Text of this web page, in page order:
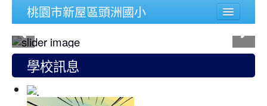
桃園市新屋區頭洲國小
學校簡介
行政組織
頭洲文件
學校訊息